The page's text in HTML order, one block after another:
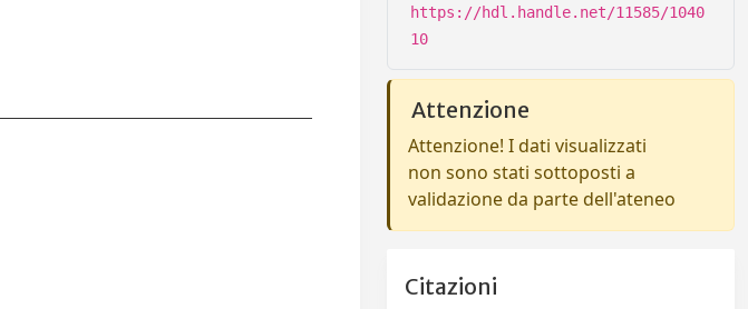
https://hdl.handle.net/11585/1040
10
Attenzione
Attenzione! I dati visualizzati
non sono stati sottoposti a
validazione da parte dell'ateneo
Citazioni